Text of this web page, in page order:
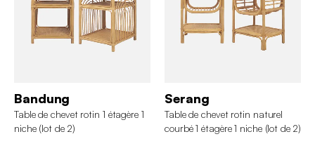
Bandung
Table de chevet rotin 1 étagère 1
niche (lot de 2)
Serang
Table de chevet rotin naturel
courbé 1 étagère 1 niche (lot de 2)